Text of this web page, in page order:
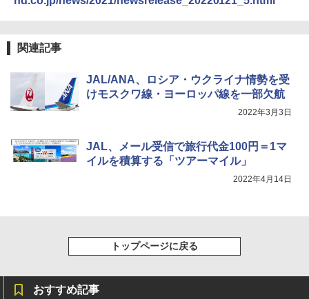
関連記事
JAL/ANA、ロシア・ウクライナ情勢を受
けモスクワ線・ヨーロッパ線を一部欠航
2022年3月3日
JAL、メール受信で旅行代金100円＝1マ
イルを積算する「ツアーマイル」
2022年4月14日
トップページに戻る
おすすめ記事